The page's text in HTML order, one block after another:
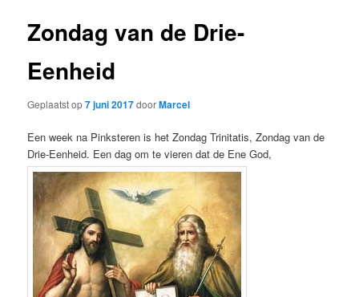
Zondag van de Drie-
Eenheid
Geplaatst op7 juni 2017doorMarcel
Een week na Pinksteren is het Zondag Trinitatis, Zondag van de
Drie-Eenheid. Een dag om te vieren dat de Ene God,